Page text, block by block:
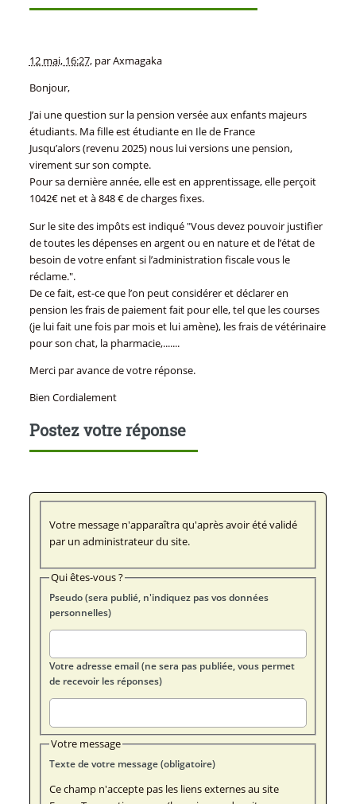
12 mai, 16:27, parAxmagaka
Bonjour,
J’ai une question sur la pension versée aux enfants majeurs
étudiants. Ma fille est étudiante en Ile de France
Jusqu’alors (revenu 2025) nous lui versions une pension,
virement sur son compte.
Pour sa dernière année, elle est en apprentissage, elle perçoit
1042€ net et à 848 € de charges fixes.
Sur le site des impôts est indiqué "Vous devez pouvoir justifier
de toutes les dépenses en argent ou en nature et de l’état de
besoin de votre enfant si l’administration fiscale vous le
réclame.".
De ce fait, est-ce que l’on peut considérer et déclarer en
pension les frais de paiement fait pour elle, tel que les courses
(je lui fait une fois par mois et lui amène), les frais de vétérinaire
pour son chat, la pharmacie,.......
Merci par avance de votre réponse.
Bien Cordialement
Postez votre réponse
Votre message n'apparaîtra qu'après avoir été validé
par un administrateur du site.
Qui êtes-vous ?
Pseudo (sera publié, n'indiquez pas vos données
personnelles)
Votre adresse email (ne sera pas publiée, vous permet
de recevoir les réponses)
Votre message
Texte de votre message (obligatoire)
Ce champ n'accepte pas les liens externes au site